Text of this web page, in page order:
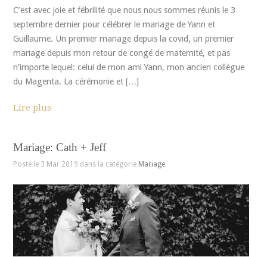
C’est avec joie et fébrilité que nous nous sommes réunis le 3
septembre dernier pour célébrer le mariage de Yann et
Guillaume. Un premier mariage depuis la covid, un premier
mariage depuis mon retour de congé de maternité, et pas
n’importe lequel: celui de mon ami Yann, mon ancien collègue
du Magenta. La cérémonie et […]
Lire plus
Mariage: Cath + Jeff
Posté le 3 Mar 2019 dans la catégorie Mariage